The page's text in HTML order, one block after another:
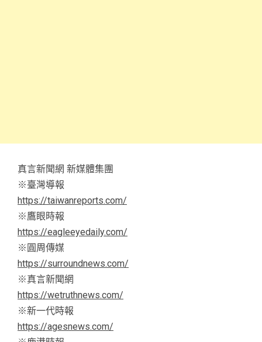
真言新聞網 新媒體集團
※臺灣導報
https://taiwanreports.com/
※鷹眼時報
https://eagleeyedaily.com/
※圓周傳媒
https://surroundnews.com/
※真言新聞網
https://wetruthnews.com/
※新一代時報
https://agesnews.com/